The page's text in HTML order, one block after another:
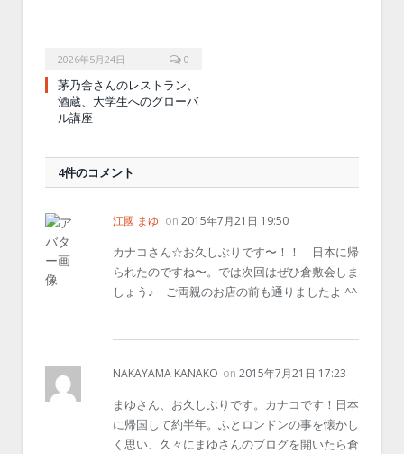
2026年5月24日 0
茅乃舎さんのレストラン、
酒蔵、大学生へのグローバ
ル講座
4件のコメント
江國 まゆ on 2015年7月21日 19:50
カナコさん☆お久しぶりです〜！！ 日本に帰
られたのですね〜。では次回はぜひ倉敷会しま
しょう♪ ご両親のお店の前も通りましたよ ^^
NAKAYAMA KANAKO on 2015年7月21日 17:23
まゆさん、お久しぶりです。カナコです！日本
に帰国して約半年。ふとロンドンの事を懐かし
く思い、久々にまゆさんのブログを開いたら倉